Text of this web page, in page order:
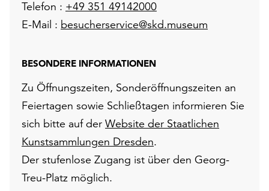
Telefon : +49 351 49142000
E-Mail : besucherservice@skd.museum
BESONDERE INFORMATIONEN
Zu Öffnungszeiten, Sonderöffnungszeiten an
Feiertagen sowie Schließtagen informieren Sie
sich bitte auf der Website der Staatlichen
Kunstsammlungen Dresden.
Der stufenlose Zugang ist über den Georg-
Treu-Platz möglich.